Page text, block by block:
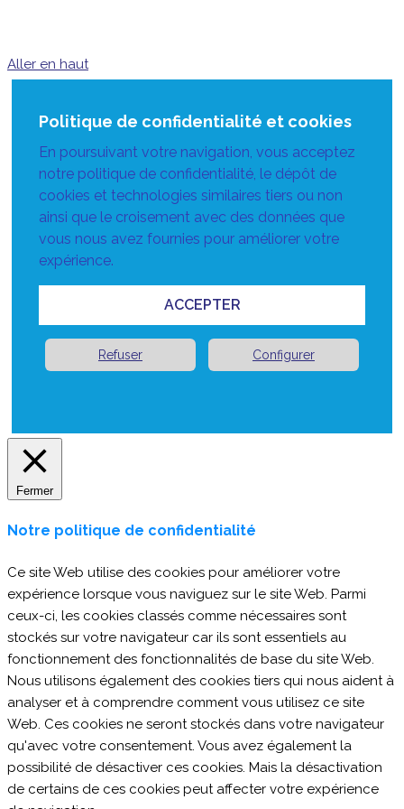
Aller en haut
Politique de confidentialité et cookies
En poursuivant votre navigation, vous acceptez
notre politique de confidentialité, le dépôt de
cookies et technologies similaires tiers ou non
ainsi que le croisement avec des données que
vous nous avez fournies pour améliorer votre
expérience.
ACCEPTER
Refuser Configurer
Fermer
Notre politique de confidentialité
Ce site Web utilise des cookies pour améliorer votre
expérience lorsque vous naviguez sur le site Web. Parmi
ceux-ci, les cookies classés comme nécessaires sont
stockés sur votre navigateur car ils sont essentiels au
fonctionnement des fonctionnalités de base du site Web.
Nous utilisons également des cookies tiers qui nous aident à
analyser et à comprendre comment vous utilisez ce site
Web. Ces cookies ne seront stockés dans votre navigateur
qu'avec votre consentement. Vous avez également la
possibilité de désactiver ces cookies. Mais la désactivation
de certains de ces cookies peut affecter votre expérience